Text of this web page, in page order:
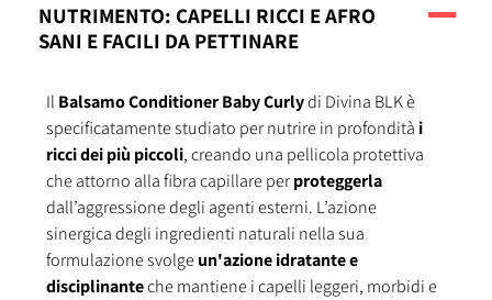
NUTRIMENTO: CAPELLI RICCI E AFRO
SANI E FACILI DA PETTINARE
Il Balsamo Conditioner Baby Curlydi Divina BLK è
specificatamente studiato per nutrire in profondità i
ricci dei più piccoli, creando una pellicola protettiva
che attorno alla fibra capillare perproteggerla
dall’aggressione degli agenti esterni. L’azione
sinergica degli ingredienti naturali nella sua
formulazione svolgeun'azione idratante e
disciplinanteche mantiene i capelli leggeri, morbidi e